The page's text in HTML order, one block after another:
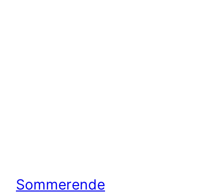
Sommerende